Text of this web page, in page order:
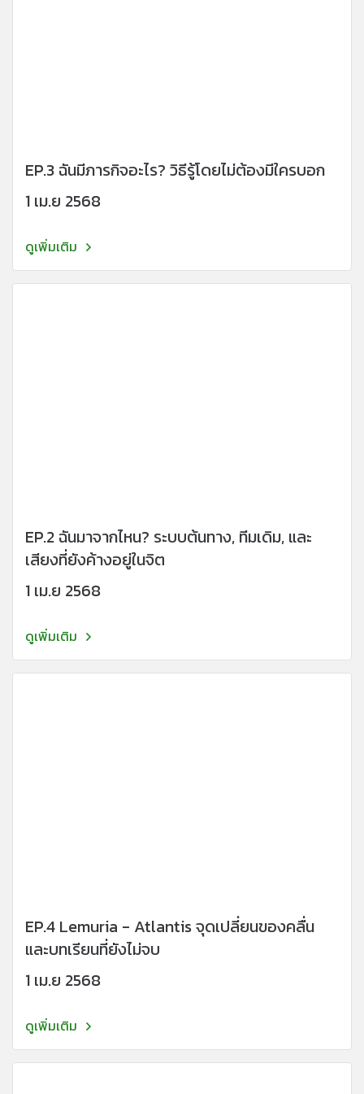
EP.3 ฉันมีภารกิจอะไร? วิธีรู้โดยไม่ต้องมีใครบอก
1 เม.ย 2568
ดูเพิ่มเติม
EP.2 ฉันมาจากไหน? ระบบต้นทาง, ทีมเดิม, และ
เสียงที่ยังค้างอยู่ในจิต
1 เม.ย 2568
ดูเพิ่มเติม
EP.4 Lemuria - Atlantis จุดเปลี่ยนของคลื่น
และบทเรียนที่ยังไม่จบ
1 เม.ย 2568
ดูเพิ่มเติม